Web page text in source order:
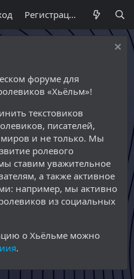
Регистрация
форуме для
«Хьёльм»!
текстовиков
писателей,
и не только. Мы
ролевого
ставим уважительное
а также активное
например, мы активно
из социальных
о Хьёльме можно
.